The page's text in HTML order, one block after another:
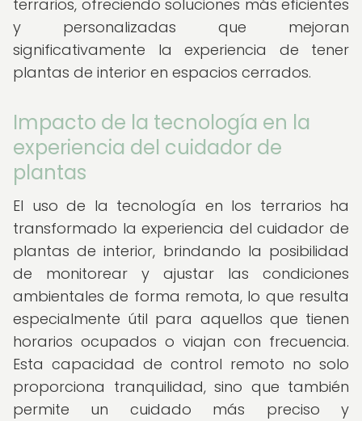
terrarios, ofreciendo soluciones más eficientes
y personalizadas que mejoran
significativamente la experiencia de tener
plantas de interior en espacios cerrados.
Impacto de la tecnología en la
experiencia del cuidador de
plantas
El uso de la tecnología en los terrarios ha
transformado la experiencia del cuidador de
plantas de interior, brindando la posibilidad
de monitorear y ajustar las condiciones
ambientales de forma remota, lo que resulta
especialmente útil para aquellos que tienen
horarios ocupados o viajan con frecuencia.
Esta capacidad de control remoto no solo
proporciona tranquilidad, sino que también
permite un cuidado más preciso y